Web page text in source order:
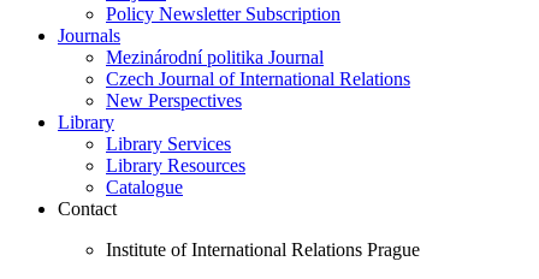
Policy Newsletter Subscription
Journals
Mezinárodní politika Journal
Czech Journal of International Relations
New Perspectives
Library
Library Services
Library Resources
Catalogue
Contact
Institute of International Relations Prague